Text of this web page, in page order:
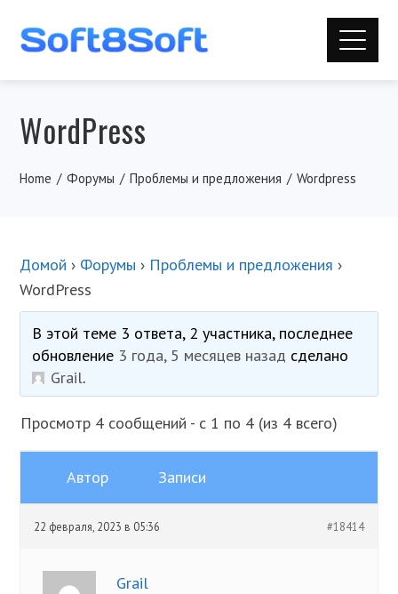
WordPress
Home Форумы Проблемы и предложения Wordpress
Домой › Форумы › Проблемы и предложения ›
WordPress
В этой теме 3 ответа, 2 участника, последнее
обновление 3 года, 5 месяцев назад сделано
Grail.
Просмотр 4 сообщений - с 1 по 4 (из 4 всего)
Автор Записи
22 февраля, 2023 в 05:36 #18414
Grail